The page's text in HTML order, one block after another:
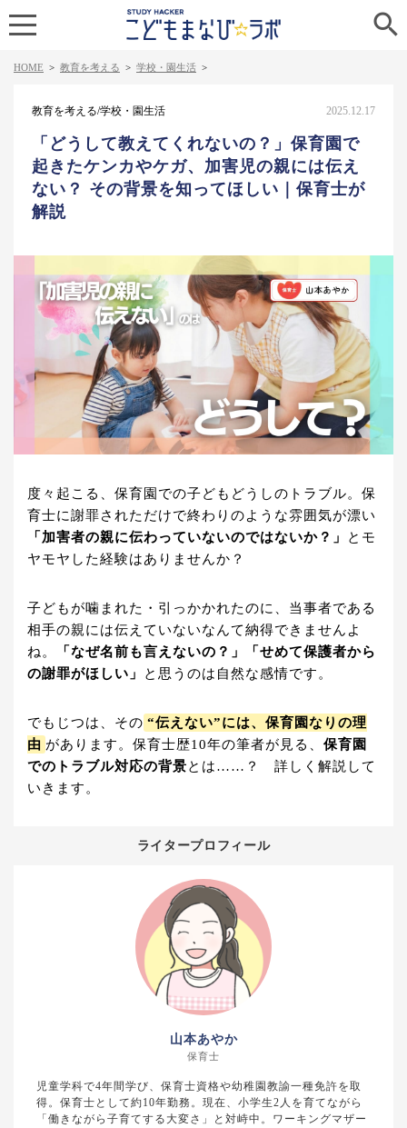

HOME > 教育を考える > 学校・園生活 >
教育を考える/学校・園生活 2025.12.17
「どうして教えてくれないの？」保育園で
起きたケンカやケガ、加害児の親には伝え
ない？ その背景を知ってほしい｜保育士が
解説
度々起こる、保育園での子どもどうしのトラブル。保
育士に謝罪されただけで終わりのような雰囲気が漂い
「加害者の親に伝わっていないのではないか？」
とモ
ヤモヤした経験はありませんか？
子どもが噛まれた・引っかかれたのに、当事者である
相手の親には伝えていないなんて納得できませんよ
ね。
「なぜ名前も言えないの？」「せめて保護者から
の謝罪がほしい」
と思うのは自然な感情です。
でもじつは、その “伝えない”には、保育園なりの理
由 があります。保育士歴10年の筆者が見る、 保育園
でのトラブル対応の背景とは……？ 詳しく解説して
いきます。
ライタープロフィール
山本あやか
保育士
児童学科で4年間学び、保育士資格や幼稚園教諭一種免許を取
得。保育士として約10年勤務。現在、小学生2人を育てながら
「働きながら子育てする大変さ」と対峙中。ワーキングマザー